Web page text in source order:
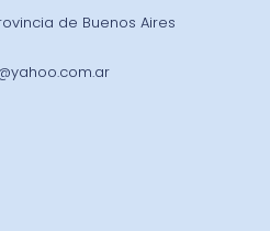
de Buenos Aires